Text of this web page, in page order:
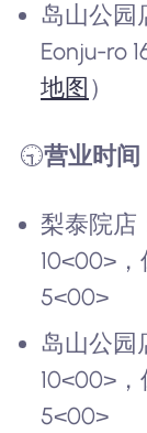
岛山公园
Eonju-ro
地图 ）
🕤营业时间
梨泰院店
10<00>
5<00>
岛山公园
10<00>
5<00>